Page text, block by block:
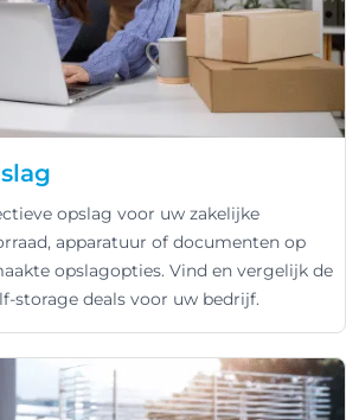
opslag voor uw zakelijke
apparatuur of documenten op
opslagopties. Vind en vergelijk de
storage deals voor uw bedrijf.